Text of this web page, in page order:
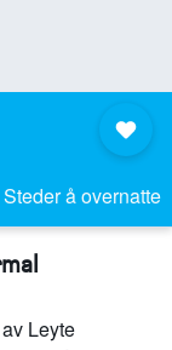
Steder å overnatte
Leyte